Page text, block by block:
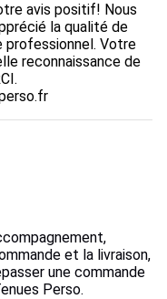
avis positif! Nous
la qualité de
Votre
reconnaissance de
et la livraison,
une commande
Perso.